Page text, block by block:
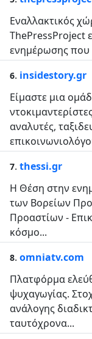
Εναλλακτικός
ThePressProject
ενημέρωσης που
6. insidestory.gr
Είμαστε μια
αναλυτές,
7. thessi.gr
Η Θέση στην
των Βορείων
Προαστίων -
κόσμο...
8. omniatv.com
Πλατφόρμα
ψυχαγωγίας.
ανάλογης
ταυτόχρονα...